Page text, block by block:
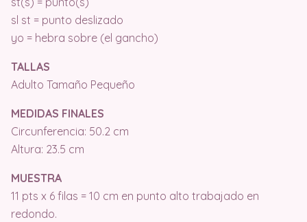
sl st = punto deslizado
yo = hebra sobre (el gancho)
TALLAS
Adulto Tamaño Pequeño
MEDIDAS FINALES
Circunferencia: 50.2 cm
Altura: 23.5 cm
MUESTRA
11 pts x 6 filas = 10 cm en punto alto trabajado en
redondo.